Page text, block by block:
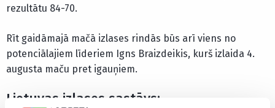
rezultātu 84-70.
Rīt gaidāmajā mačā izlases rindās būs arī viens no
potenciālajiem līderiem Igns Braizdeikis, kurš izlaida 4.
augusta maču pret igauņiem.
Lietuvas izlases sastāvs: